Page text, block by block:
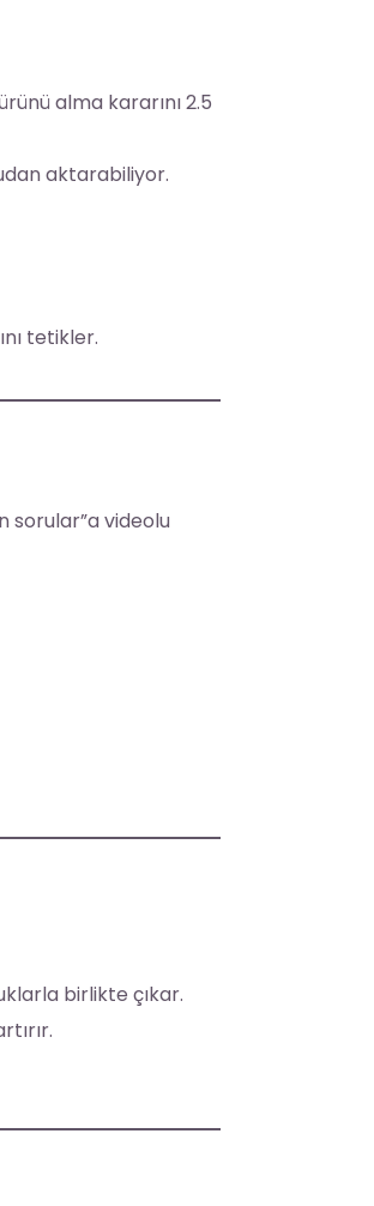
alma kararını 2.5
aktarabiliyor.
tetikler.
sorular”a videolu
birlikte çıkar.